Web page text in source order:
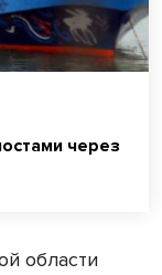
через
области